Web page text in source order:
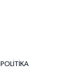
POLİTİKA